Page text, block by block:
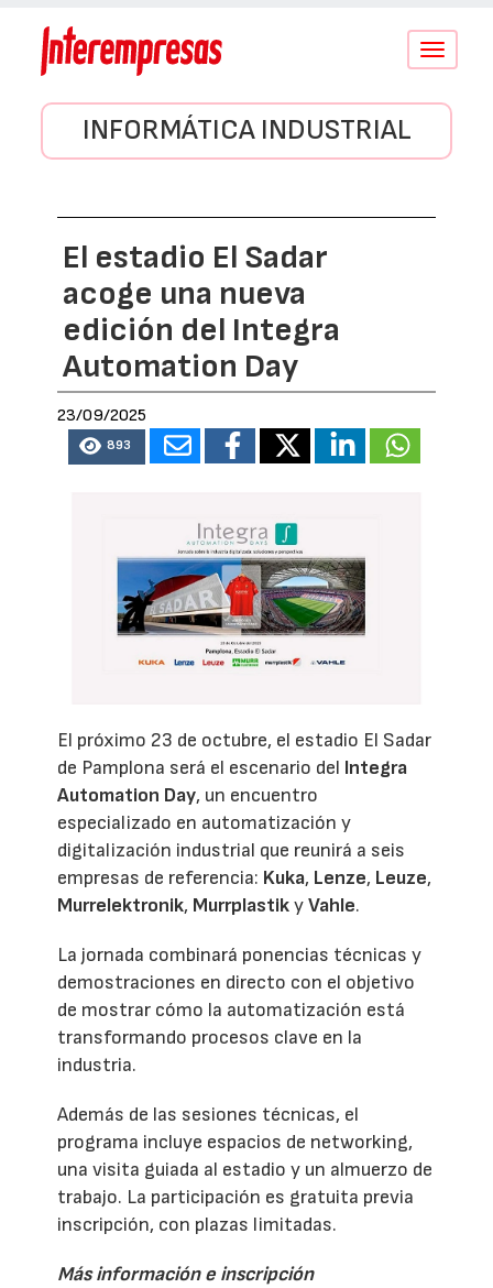
Conmutar
INFORMÁTICA INDUSTRIAL
El estadio El Sadar
acoge una nueva
edición del Integra
Automation Day
23/09/2025
893
El próximo 23 de octubre, el estadio El Sadar
de Pamplona será el escenario del Integra
Automation Day, un encuentro
especializado en automatización y
digitalización industrial que reunirá a seis
empresas de referencia: Kuka, Lenze, Leuze,
Murrelektronik, MurrplastikyVahle.
La jornada combinará ponencias técnicas y
demostraciones en directo con el objetivo
de mostrar cómo la automatización está
transformando procesos clave en la
industria.
Además de las sesiones técnicas, el
programa incluye espacios de networking,
una visita guiada al estadio y un almuerzo de
trabajo. La participación es gratuita previa
inscripción, con plazas limitadas.
Más información e inscripción